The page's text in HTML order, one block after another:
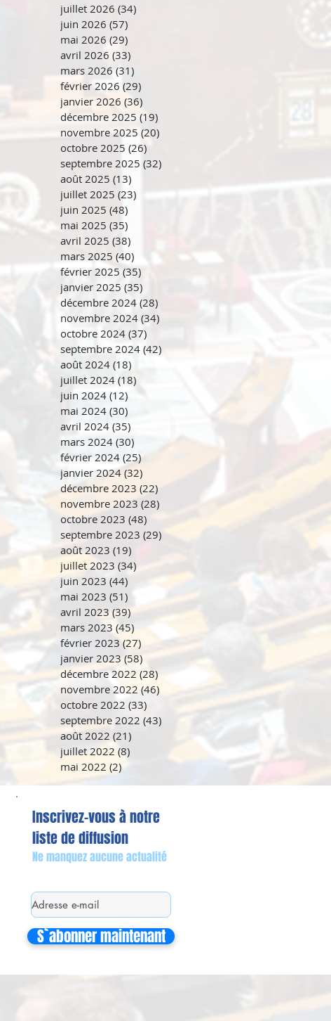
juillet 2026 (34)
juin 2026 (57)
mai 2026 (29)
avril 2026 (33)
mars 2026 (31)
février 2026 (29)
janvier 2026 (36)
décembre 2025 (19)
novembre 2025 (20)
octobre 2025 (26)
septembre 2025 (32)
août 2025 (13)
juillet 2025 (23) 23 posts
juin 2025 (48)
mai 2025 (35)
avril 2025 (38)
mars 2025 (40)
février 2025 (35)
janvier 2025 (35)
décembre 2024 (28)
novembre 2024 (34)
octobre 2024 (37)
septembre 2024 (42)
août 2024 (18)
juillet 2024 (18)
juin 2024 (12) 12 posts
mai 2024 (30)
avril 2024 (35)
mars 2024 (30) 30 posts
février 2024 (25)
janvier 2024 (32)
décembre 2023 (22)
novembre 2023 (28)
octobre 2023 (48)
septembre 2023 (29) 29 posts
août 2023 (19)
juillet 2023 (34)
juin 2023 (44)
mai 2023 (51)
avril 2023 (39)
mars 2023 (45) 45 posts
février 2023 (27) 27 posts
janvier 2023 (58) 58 posts
décembre 2022 (28)
novembre 2022 (46) 46 posts
octobre 2022 (33) 33 posts
septembre 2022 (43)
août 2022 (21)
juillet 2022 (8)
mai 2022 (2)
Inscrivez-vous à notre
liste de diffusion
Ne manquez aucune actualité
S`abonner maintenant